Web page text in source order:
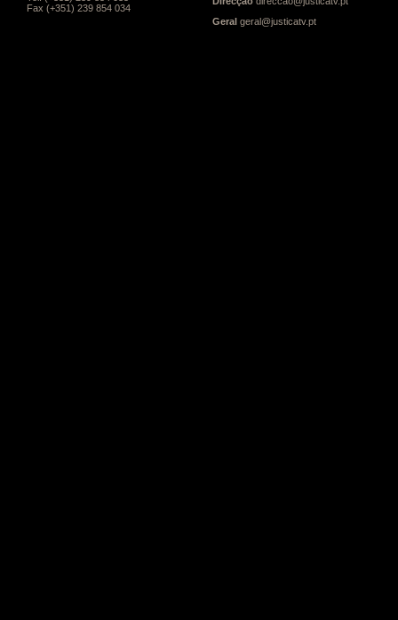
Fax (+351) 239 854 034
Geral geral@justicatv.pt